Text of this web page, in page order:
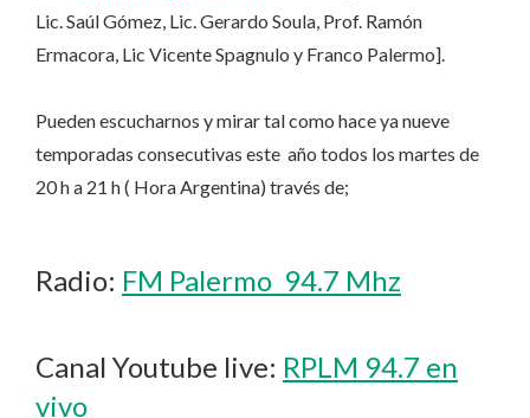
Lic. Saúl Gómez, Lic. Gerardo Soula, Prof. Ramón
Ermacora, Lic Vicente Spagnulo y Franco Palermo].
Pueden escucharnos y mirar tal como hace ya nueve
temporadas consecutivas este año todos los martes de
20 h a 21 h ( Hora Argentina) través de;
Radio: FM Palermo 94.7 Mhz
Canal Youtube live: RPLM 94.7 en
vivo